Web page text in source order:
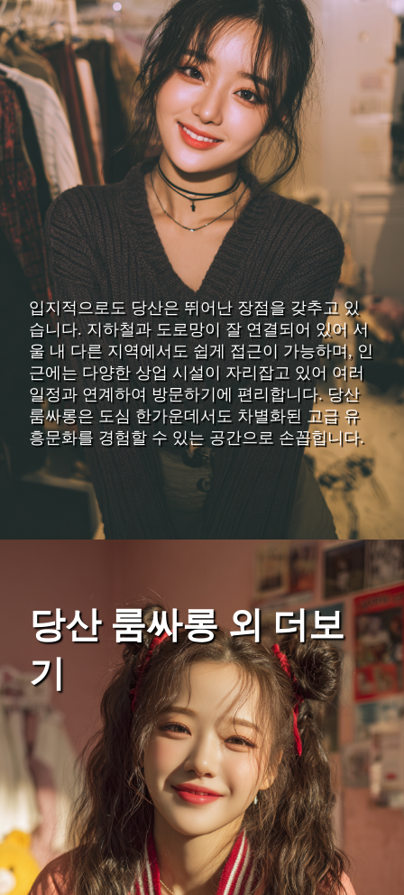
입지적으로도 당산은 뛰어난 장점을 갖추고 있
습니다. 지하철과 도로망이 잘 연결되어 있어 서
울 내 다른 지역에서도 쉽게 접근이 가능하며, 인
근에는 다양한 상업 시설이 자리잡고 있어 여러
일정과 연계하여 방문하기에 편리합니다. 당산
룸싸롱은 도심 한가운데서도 차별화된 고급 유
흥문화를 경험할 수 있는 공간으로 손꼽힙니다.
당산 룸싸롱 외 더보
기